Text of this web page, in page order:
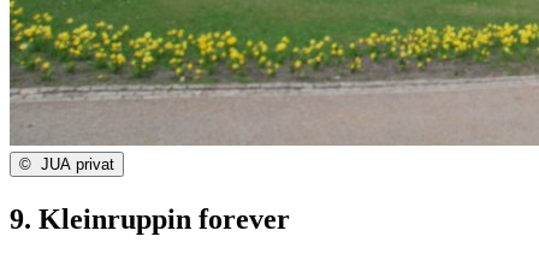
© JUA privat
9. Kleinruppin forever